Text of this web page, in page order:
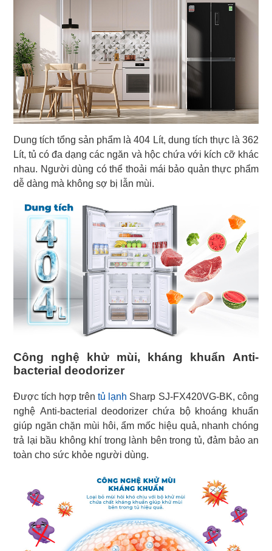
Dung tích tổng sản phẩm là 404 Lít, dung tích thực là 362
Lít, tủ có đa dạng các ngăn và hộc chứa với kích cỡ khác
nhau. Người dùng có thể thoải mái bảo quản thực phẩm
dễ dàng mà không sợ bị lẫn mùi.
Công nghệ khử mùi, kháng khuẩn Anti-
bacterial deodorizer
Được tích hợp trên tủ lạnh Sharp SJ-FX420VG-BK, công
nghệ Anti-bacterial deodorizer chứa bộ khoáng khuẩn
giúp ngăn chặn mùi hôi, ẩm mốc hiệu quả, nhanh chóng
trả lại bầu không khí trong lành bên trong tủ, đảm bảo an
toàn cho sức khỏe người dùng.